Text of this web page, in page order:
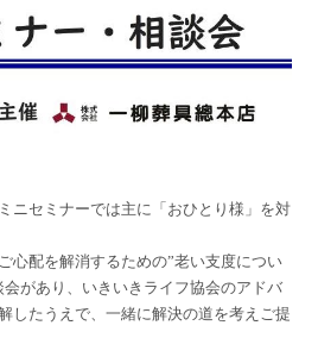
ニセミナーでは主に「おひとり様」を対
心配を解消するための”老い支度につい
があり、いきいきライフ協会のアドバ
したうえで、一緒に解決の道を考えご提